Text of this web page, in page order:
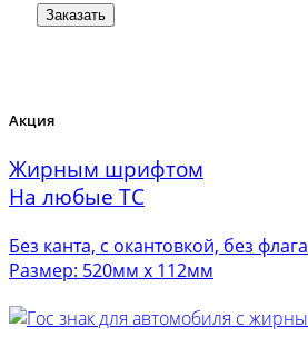
Заказать
Акция
Жирным шрифтом
На любые ТС
Без канта, с окантовкой, без флага
Размер: 520мм х 112мм